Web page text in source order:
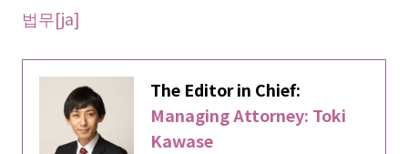
법무[ja]
The Editor in Chief:
Managing Attorney: Toki
Kawase